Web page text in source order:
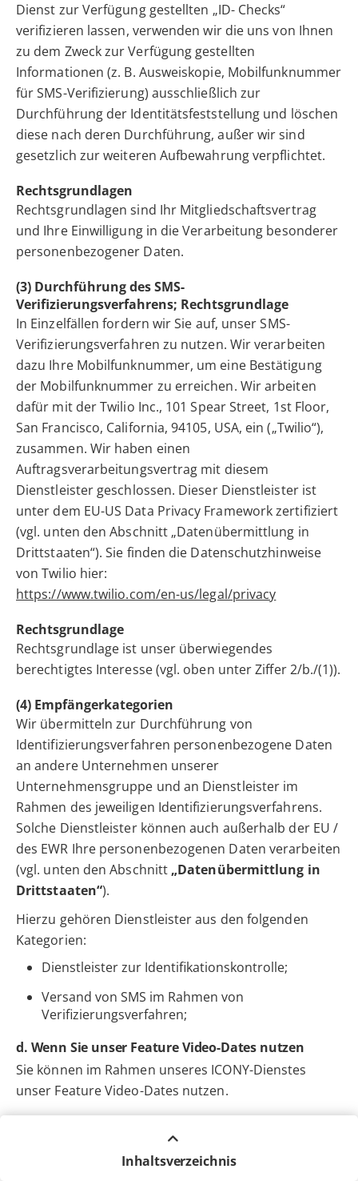
Inhaltsverzeichnis
Dienst zur Verfügung gestellten „ID- Checks“
verifizieren lassen, verwenden wir die uns von Ihnen
zu dem Zweck zur Verfügung gestellten
Informationen (z. B. Ausweiskopie, Mobilfunknummer
für SMS-Verifizierung) ausschließlich zur
Durchführung der Identitätsfeststellung und löschen
diese nach deren Durchführung, außer wir sind
gesetzlich zur weiteren Aufbewahrung verpflichtet.
Rechtsgrundlagen
Rechtsgrundlagen sind Ihr Mitgliedschaftsvertrag
und Ihre Einwilligung in die Verarbeitung besonderer
personenbezogener Daten.
(3) Durchführung des SMS-
Verifizierungsverfahrens; Rechtsgrundlage
In Einzelfällen fordern wir Sie auf, unser SMS-
Verifizierungsverfahren zu nutzen. Wir verarbeiten
dazu Ihre Mobilfunknummer, um eine Bestätigung
der Mobilfunknummer zu erreichen. Wir arbeiten
dafür mit der Twilio Inc., 101 Spear Street, 1st Floor,
San Francisco, California, 94105, USA, ein („Twilio“),
zusammen. Wir haben einen
Auftragsverarbeitungsvertrag mit diesem
Dienstleister geschlossen. Dieser Dienstleister ist
unter dem EU-US Data Privacy Framework zertifiziert
(vgl. unten den Abschnitt „Datenübermittlung in
Drittstaaten“). Sie finden die Datenschutzhinweise
von Twilio hier:
https://www.twilio.com/en-us/legal/privacy
Rechtsgrundlage
Rechtsgrundlage ist unser überwiegendes
berechtigtes Interesse (vgl. oben unter Ziffer 2/b./(1)).
(4) Empfängerkategorien
Wir übermitteln zur Durchführung von
Identifizierungsverfahren personenbezogene Daten
an andere Unternehmen unserer
Unternehmensgruppe und an Dienstleister im
Rahmen des jeweiligen Identifizierungsverfahrens.
Solche Dienstleister können auch außerhalb der EU /
des EWR Ihre personenbezogenen Daten verarbeiten
(vgl. unten den Abschnitt „Datenübermittlung in
Drittstaaten“).
Hierzu gehören Dienstleister aus den folgenden
Kategorien:
Dienstleister zur Identifikationskontrolle;
Versand von SMS im Rahmen von
Verifizierungsverfahren;
d. Wenn Sie unser Feature Video-Dates nutzen
Sie können im Rahmen unseres ICONY-Dienstes
unser Feature Video-Dates nutzen.
Wir verarbeiten Ihre personenbezogenen Daten zur
Anbahnung, Durchführung und Abwicklung des